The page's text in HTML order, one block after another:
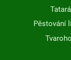
Pěstování